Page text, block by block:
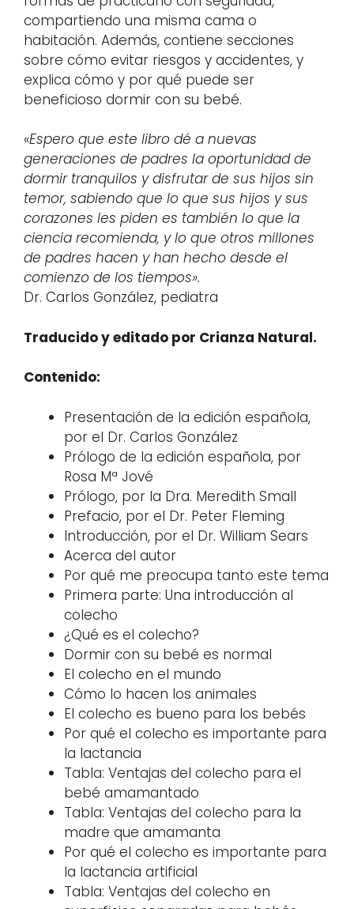
compartiendo una misma cama o
habitación. Además, contiene secciones
sobre cómo evitar riesgos y accidentes, y
explica cómo y por qué puede ser
beneficioso dormir con su bebé.
«Espero que este libro dé a nuevas
generaciones de padres la oportunidad de
dormir tranquilos y disfrutar de sus hijos sin
temor, sabiendo que lo que sus hijos y sus
corazones les piden es también lo que la
ciencia recomienda, y lo que otros millones
de padres hacen y han hecho desde el
comienzo de los tiempos».
Dr. Carlos González, pediatra
Traducido y editado por Crianza Natural.
Contenido:
Presentación de la edición española,
por el Dr. Carlos González
Prólogo de la edición española, por
Rosa Mª Jové
Prólogo, por la Dra. Meredith Small
Prefacio, por el Dr. Peter Fleming
Introducción, por el Dr. William Sears
Acerca del autor
Por qué me preocupa tanto este tema
Primera parte: Una introducción al
colecho
¿Qué es el colecho?
Dormir con su bebé es normal
El colecho en el mundo
Cómo lo hacen los animales
El colecho es bueno para los bebés
Por qué el colecho es importante para
la lactancia
Tabla: Ventajas del colecho para el
bebé amamantado
Tabla: Ventajas del colecho para la
madre que amamanta
Por qué el colecho es importante para
la lactancia artificial
Tabla: Ventajas del colecho en